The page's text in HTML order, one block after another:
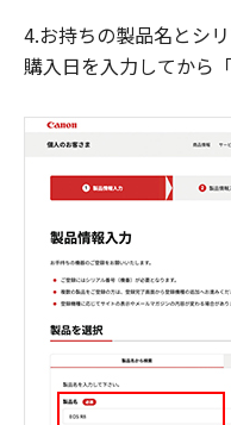
4.お持ちの製品名とシリ
購入日を入力してから